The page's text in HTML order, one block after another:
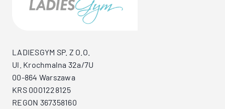
LADIESGYM SP. Z O.O.
Ul. Krochmalna 32a/7U
00-864 Warszawa
KRS 0001228125
REGON 367358160